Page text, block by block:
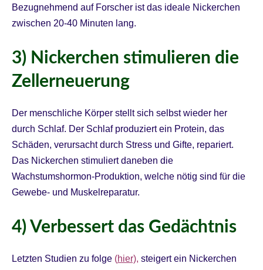
Bezugnehmend auf Forscher ist das ideale Nickerchen
zwischen 20-40 Minuten lang.
3) Nickerchen stimulieren die
Zellerneuerung
Der menschliche Körper stellt sich selbst wieder her
durch Schlaf. Der Schlaf produziert ein Protein, das
Schäden, verursacht durch Stress und Gifte, repariert.
Das Nickerchen stimuliert daneben die
Wachstumshormon-Produktion, welche nötig sind für die
Gewebe- und Muskelreparatur.
4) Verbessert das Gedächtnis
Letzten Studien zu folge (hier), steigert ein Nickerchen